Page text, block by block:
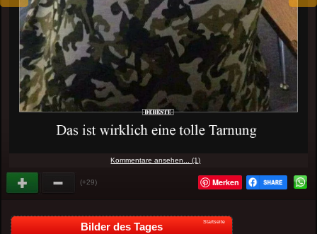
Kommentare ansehen... (1)
(+29) Merken
Bilder des Tages Startseite